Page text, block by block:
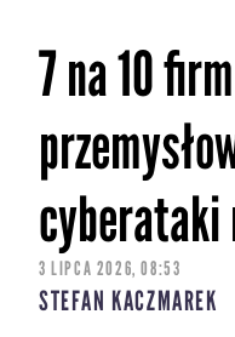
7 na 10 firm
cyberataki
3 LIPCA 2026, 08:53
STEFAN KACZMAREK